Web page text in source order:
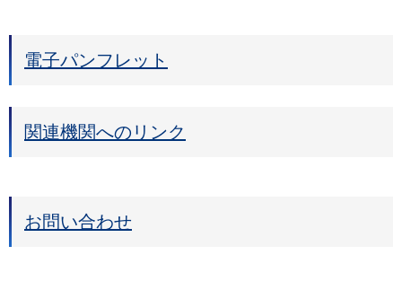
電子パンフレット
関連機関へのリンク
お問い合わせ